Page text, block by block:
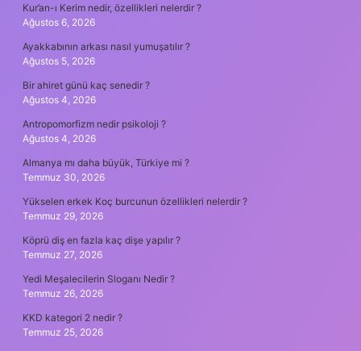
Kur’an-ı Kerim nedir, özellikleri nelerdir ?
Ağustos 6, 2026
Ayakkabının arkası nasıl yumuşatılır ?
Ağustos 5, 2026
Bir ahiret günü kaç senedir ?
Ağustos 4, 2026
Antropomorfizm nedir psikoloji ?
Ağustos 4, 2026
Almanya mı daha büyük, Türkiye mi ?
Temmuz 30, 2026
Yükselen erkek Koç burcunun özellikleri nelerdir ?
Temmuz 29, 2026
Köprü diş en fazla kaç dişe yapılır ?
Temmuz 27, 2026
Yedi Meşalecilerin Sloganı Nedir ?
Temmuz 26, 2026
KKD kategori 2 nedir ?
Temmuz 25, 2026